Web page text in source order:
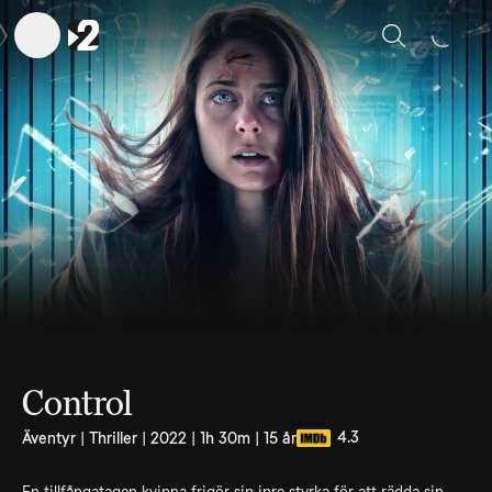
Sök
Control
Äventyr | Thriller | 2022 | 1h 30m | 15 år 4.3